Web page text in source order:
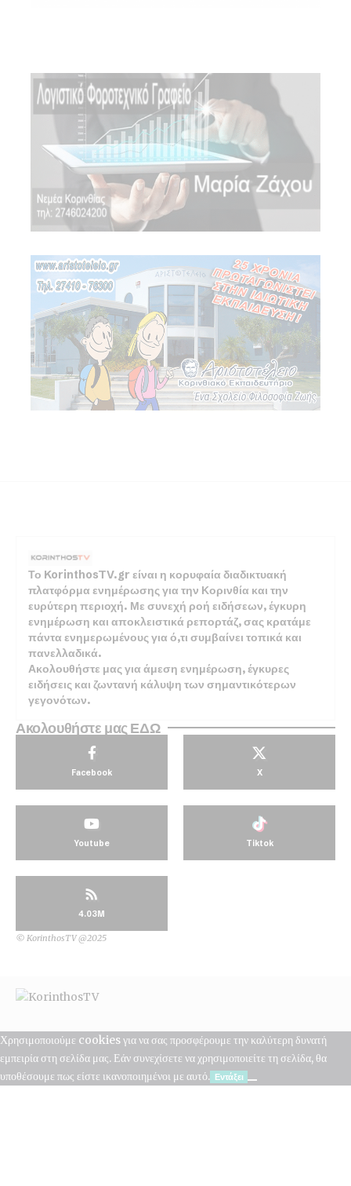
Το KorinthosTV.gr είναι η κορυφαία διαδικτυακή
πλατφόρμα ενημέρωσης για την Κορινθία και την
ευρύτερη περιοχή. Με συνεχή ροή ειδήσεων, έγκυρη
ενημέρωση και αποκλειστικά ρεπορτάζ, σας κρατάμε
πάντα ενημερωμένους για ό,τι συμβαίνει τοπικά και
πανελλαδικά.
Ακολουθήστε μας για άμεση ενημέρωση, έγκυρες
ειδήσεις και ζωντανή κάλυψη των σημαντικότερων
γεγονότων.
Ακολουθήστε μας ΕΔΩ
Facebook X
Youtube Tiktok
4.03M
© KorinthosTV @2025
Χρησιμοποιούμε cookies για να σας προσφέρουμε την καλύτερη δυνατή
εμπειρία στη σελίδα μας. Εάν συνεχίσετε να χρησιμοποιείτε τη σελίδα, θα
υποθέσουμε πως είστε ικανοποιημένοι με αυτό. Εντάξει